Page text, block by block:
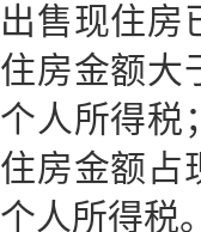
出售现住房
住房金额大
个人所得税
住房金额占
个人所得税。